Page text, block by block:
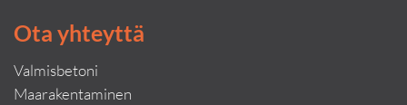
Ota yhteyttä
Valmisbetoni
Maarakentaminen